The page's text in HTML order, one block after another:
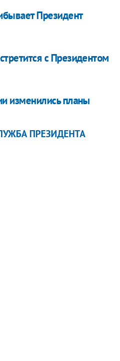
Президент
с Президентом
изменились планы
ПРЕЗИДЕНТА